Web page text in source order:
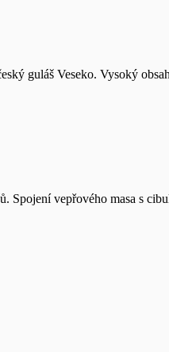
guláš Veseko. Vysoký
Spojení vepřového masa s